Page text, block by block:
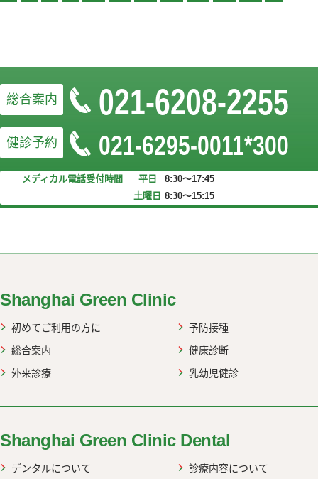
総合案内 021-6208-2255
健診予約 021-6295-0011*300
メディカル電話受付時間 平日
8:30～17:45
土曜日 8:30～15:15
お問い合わせフォームはこちら
Shanghai Green Clinic
初めてご利用の方に
予防接種
総合案内
健康診断
外来診療
乳幼児健診
Shanghai Green Clinic Dental
デンタルについて 診療内容について